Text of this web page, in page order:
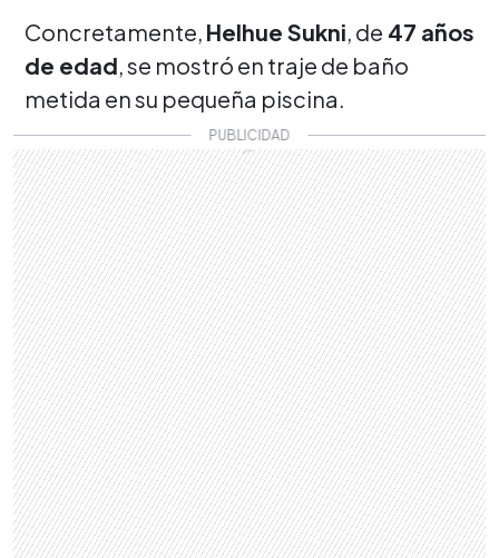
Concretamente, Helhue Sukni, de 47 años
de edad, se mostró en traje de baño
metida en su pequeña piscina.